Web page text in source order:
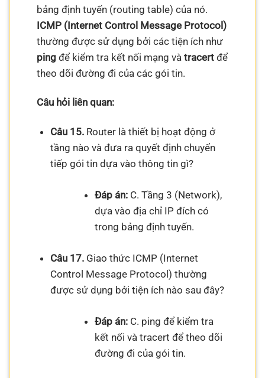
bảng định tuyến (routing table) của nó.
ICMP (Internet Control Message Protocol)
thường được sử dụng bởi các tiện ích như
ping để kiểm tra kết nối mạng vàtracert để
theo dõi đường đi của các gói tin.
Câu hỏi liên quan:
Câu 15.Router là thiết bị hoạt động ở
tầng nào và đưa ra quyết định chuyển
tiếp gói tin dựa vào thông tin gì?
Đáp án:C. Tầng 3 (Network),
dựa vào địa chỉ IP đích có
trong bảng định tuyến.
Câu 17.Giao thức ICMP (Internet
Control Message Protocol) thường
được sử dụng bởi tiện ích nào sau đây?
Đáp án:C. ping để kiểm tra
kết nối và tracert để theo dõi
đường đi của gói tin.